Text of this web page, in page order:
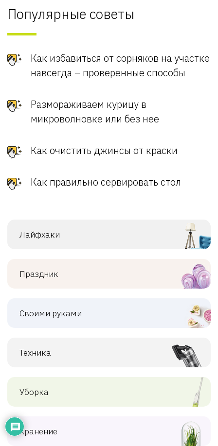
Популярные советы
Как избавиться от сорняков на участке
навсегда – проверенные способы
Размораживаем курицу в
микроволновке или без нее
Как очистить джинсы от краски
Как правильно сервировать стол
Лайфхаки
Праздник
Своими руками
Техника
Уборка
Хранение